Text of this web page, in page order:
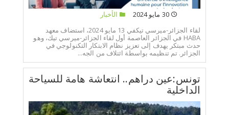
30 مايو 2024
الأخبار
لقاء الجزائر-ميرسي تيكفي 13 مايو 2024، استضاف معهد
HABA في الجزائر العاصمة أول لقاء الجزائر-ميرسي تيك، وهو
حدث مبتكر يهدف إلى تعزيز نظام الابتكار التكنولوجي في
الجزائر. تم تنظيمه بواسطة ائتلاف من الجه...
تونس:عين دراهم.. انتعاشة هامة للسياحة
الداخلية